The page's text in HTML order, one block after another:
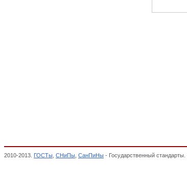
2010-2013. ГОСТы СНиПы СанПиНы - Государственный стандарты.